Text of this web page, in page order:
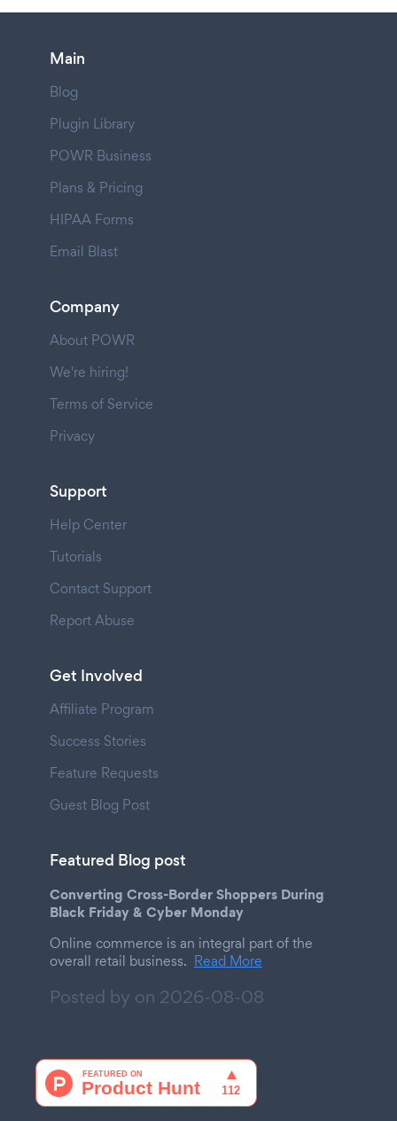
Main
Blog
Plugin Library
POWR Business
Plans & Pricing
HIPAA Forms
Email Blast
Company
About POWR
We're hiring!
Terms of Service
Privacy
Support
Help Center
Tutorials
Contact Support
Report Abuse
Get Involved
Affiliate Program
Success Stories
Feature Requests
Guest Blog Post
Featured Blog post
Converting Cross-Border Shoppers During
Black Friday & Cyber Monday
Online commerce is an integral part of the
overall retail business. Read More
Posted by on 2026-08-08